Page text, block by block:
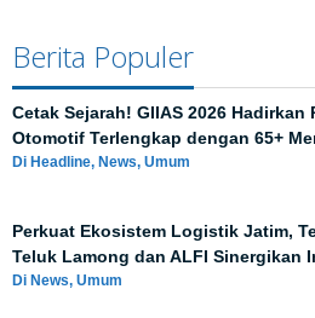
Berita Populer
Cetak Sejarah! GIIAS 2026 Hadirkan
Otomotif Terlengkap dengan 65+
Di Headline, News, Umum
Perkuat Ekosistem Logistik Jatim,
Teluk Lamong dan ALFI Sinergikan
Di News, Umum